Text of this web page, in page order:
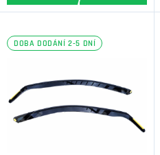
DOBA DODÁNÍ 2-5 DNÍ